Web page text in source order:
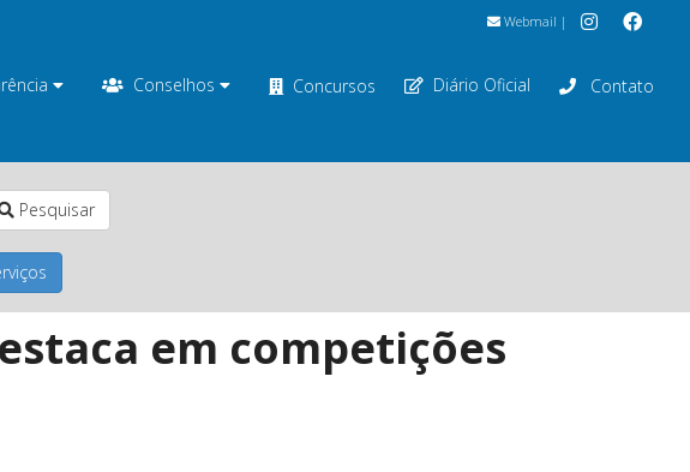
Webmail |
Conselhos Concursos Diário Oficial Contato
Pesquisar
em competições